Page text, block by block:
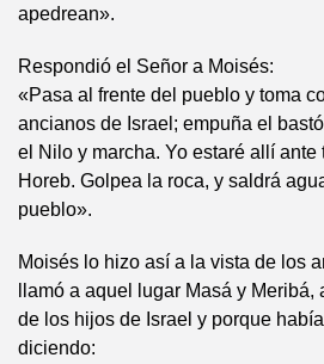
apedrean».
Respondió el Señor a Moisés:
«Pasa al frente del pueblo y toma
ancianos de Israel; empuña el
el Nilo y marcha. Yo estaré allí ante
Horeb. Golpea la roca, y saldrá
pueblo».
Moisés lo hizo así a la vista de los
llamó a aquel lugar Masá y
de los hijos de Israel y porque
diciendo: